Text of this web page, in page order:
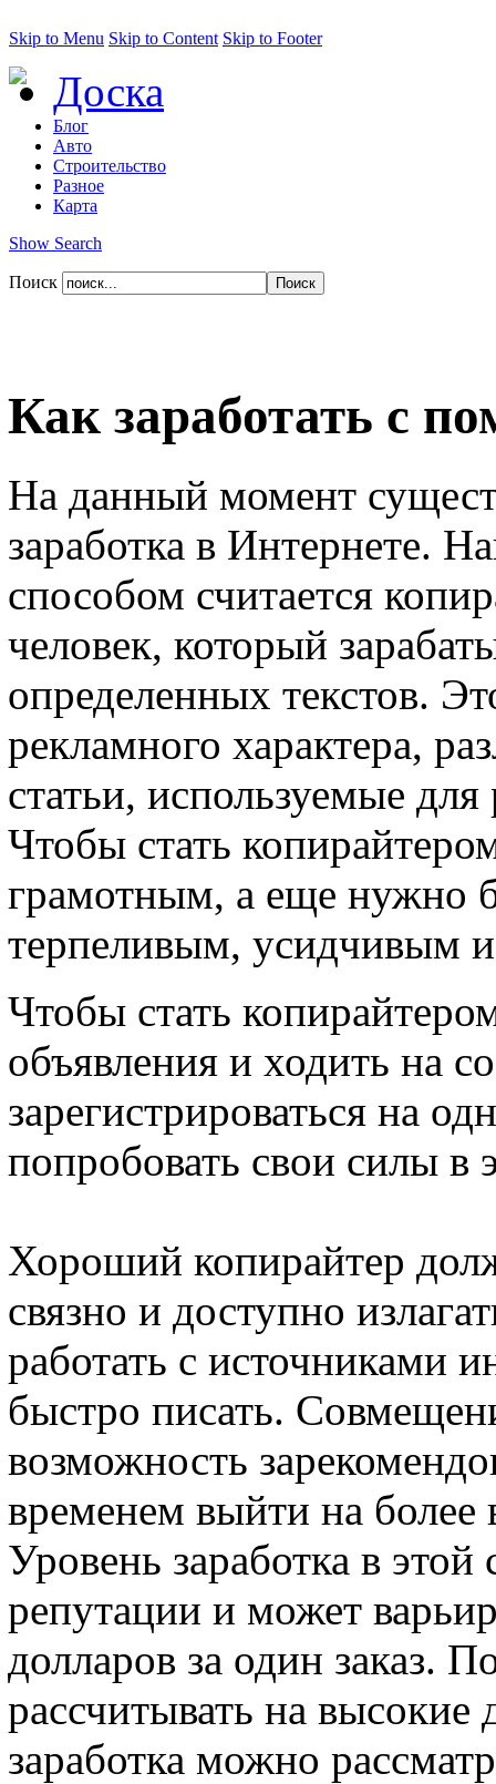
Skip to Menu Skip to Content Skip to Footer
Доска
Блог
Авто
Строительство
Разное
Карта
Show Search
Поиск
Как заработать с
На данный момент
заработка в Интернете.
способом считается
человек, который
определенных текстов.
рекламного характера,
статьи, используемые
Чтобы стать
грамотным, а еще нужно
терпеливым, усидчивым
Чтобы стать
объявления и ходить на
зарегистрироваться на
попробовать свои силы в
Хороший копирайтер
связно и доступно
работать с источниками
быстро писать.
возможность
временем выйти на
Уровень заработка в этой
репутации и может
долларов за один заказ.
рассчитывать на
заработка можно